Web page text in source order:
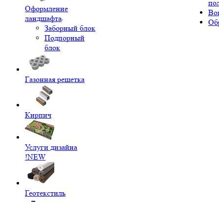
Оформление
ландшафта
Заборный блок
Подпорный
блок
Газонная решетка
Кирпич
Услуги дизайна
!NEW
Геотекстиль